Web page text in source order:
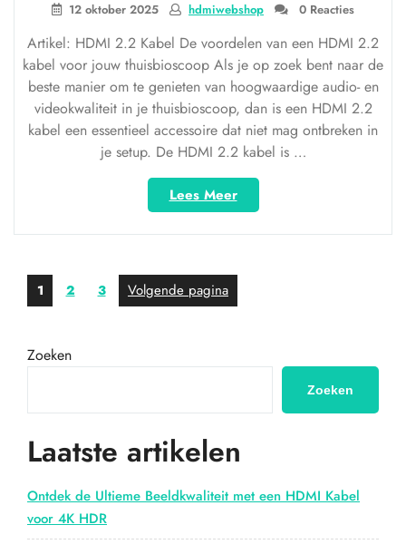
12 oktober 2025 hdmiwebshop 0 Reacties
Artikel: HDMI 2.2 Kabel De voordelen van een HDMI 2.2
kabel voor jouw thuisbioscoop Als je op zoek bent naar de
beste manier om te genieten van hoogwaardige audio- en
videokwaliteit in je thuisbioscoop, dan is een HDMI 2.2
kabel een essentieel accessoire dat niet mag ontbreken in
je setup. De HDMI 2.2 kabel is …
Lees Meer“Optimaliseer
je
thuisbioscoop
een
Berichten
paginering
Pagina
1 Pagina
2 Pagina
3 Volgende pagina
Zoeken
Zoeken
Laatste artikelen
Ontdek de Ultieme Beeldkwaliteit met een HDMI Kabel
voor 4K HDR